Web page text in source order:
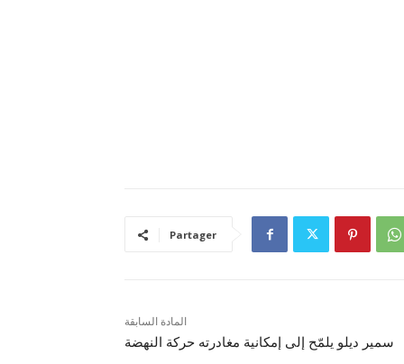
Partager
المادة السابقة
سمير ديلو يلمّح إلى إمكانية مغادرته حركة النهضة